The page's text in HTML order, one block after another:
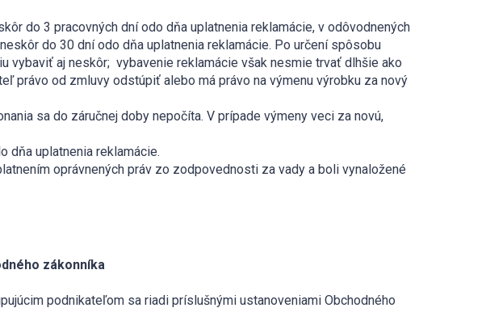
do 3 pracovných dní odo dňa uplatnenia reklamácie, v odôvodnených
do 30 dní odo dňa uplatnenia reklamácie. Po určení spôsobu
vybaviť aj neskôr; vybavenie reklamácie však nesmie trvať dlhšie ako
právo od zmluvy odstúpiť alebo má právo na výmenu výrobku za nový
sa do záručnej doby nepočíta. V prípade výmeny veci za novú,
dňa uplatnenia reklamácie.
oprávnených práv zo zodpovednosti za vady a boli vynaložené
zákonníka
podnikateľom sa riadi príslušnými ustanoveniami Obchodného